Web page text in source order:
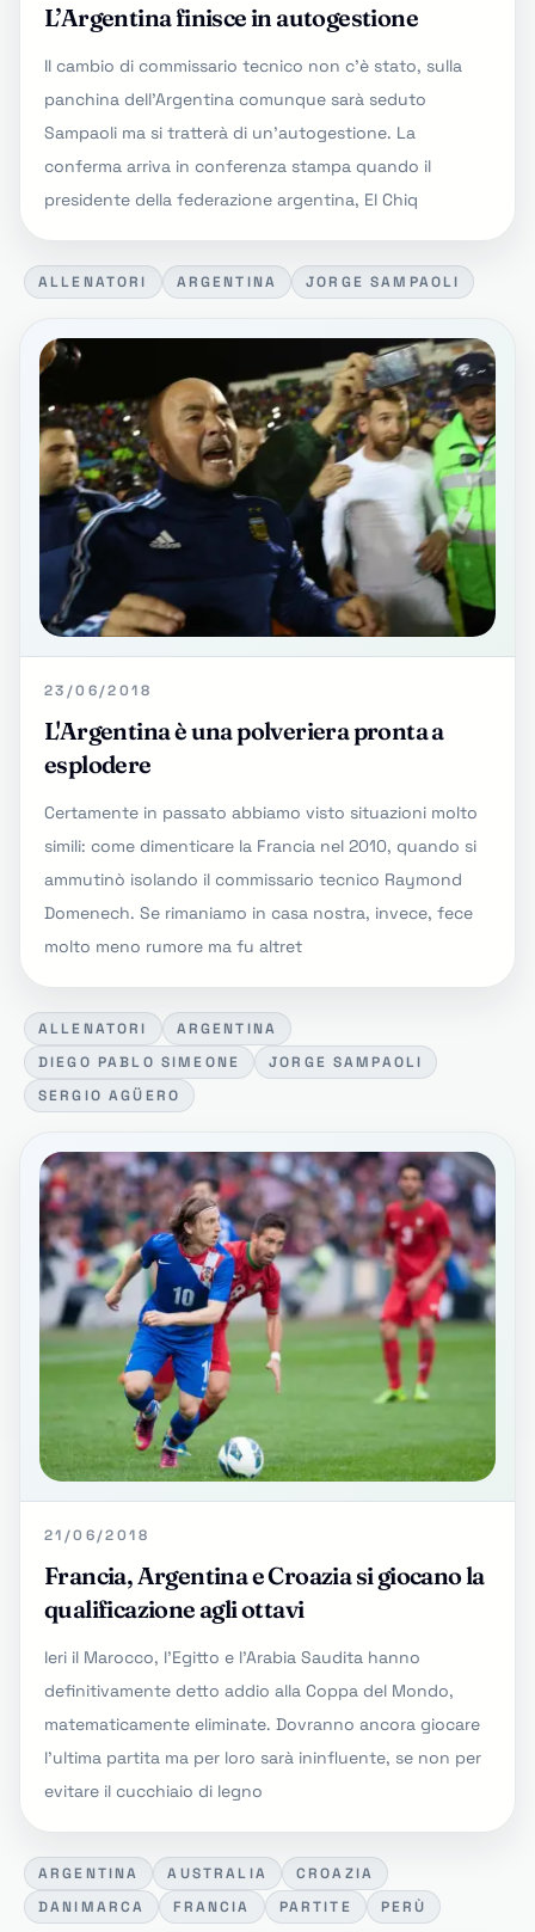
L’Argentina finisce in autogestione
Il cambio di commissario tecnico non c'è stato, sulla
panchina dell'Argentina comunque sarà seduto
Sampaoli ma si tratterà di un'autogestione. La
conferma arriva in conferenza stampa quando il
presidente della federazione argentina, El Chiq
ALLENATORI ARGENTINA JORGE SAMPAOLI
23/06/2018
L'Argentina è una polveriera pronta a
esplodere
Certamente in passato abbiamo visto situazioni molto
simili: come dimenticare la Francia nel 2010, quando si
ammutinò isolando il commissario tecnico Raymond
Domenech. Se rimaniamo in casa nostra, invece, fece
molto meno rumore ma fu altret
ALLENATORI
ARGENTINA
DIEGO PABLO SIMEONE
JORGE SAMPAOLI
SERGIO AGÜERO
21/06/2018
Francia, Argentina e Croazia si giocano la
qualificazione agli ottavi
Ieri il Marocco, l'Egitto e l'Arabia Saudita hanno
definitivamente detto addio alla Coppa del Mondo,
matematicamente eliminate. Dovranno ancora giocare
l'ultima partita ma per loro sarà ininfluente, se non per
evitare il cucchiaio di legno
ARGENTINA AUSTRALIA
CROAZIA
DANIMARCA
FRANCIA PARTITE PERÙ